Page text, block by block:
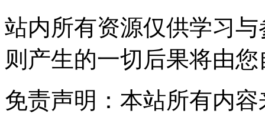
站内所有资源仅供学习
则产生的一切后果将由
免责声明：本站所有内